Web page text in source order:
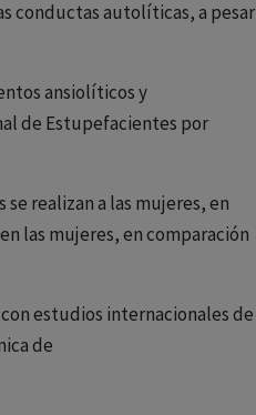
conductas autolíticas, a pesar
ansiolíticos y
de Estupefacientes por
realizan a las mujeres, en
las mujeres, en comparación
estudios internacionales de
de